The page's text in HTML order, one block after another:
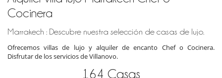
Cocinera
Marrakech : Descubre nuestra selección de casas de lujo.
Ofrecemos villas de lujo y alquiler de encanto Chef o Cocinera.
Disfrutar de los servicios de Villanovo.
164 Casas